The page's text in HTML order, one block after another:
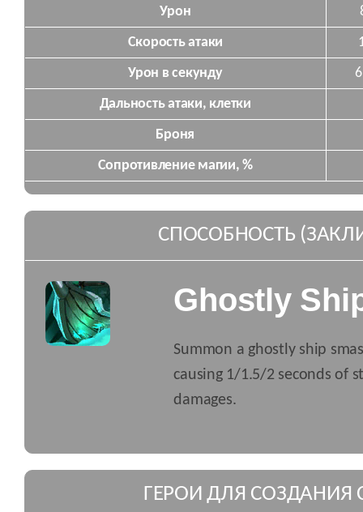
Урон
Скорость атаки
Урон в секунду
Дальность атаки, клетки
Броня
Сопротивление магии, %
СПОСОБНОСТЬ
Ghostly
Summon a ghostly ship
causing 1/1.5/2 seconds of
damages.
ГЕРОИ ДЛЯ СОЗДАНИЯ